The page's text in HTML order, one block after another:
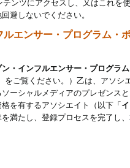
ンツにアクセスし、又はこれ
避しないでください。
ルエンサー・プログラム・
ン・インフルエンサー・プログラム
をご覧ください。）乙は、アソシ
ーシャルメディアのプレゼンス
を有するアソシエイト（以下「
満たし、登録プロセスを完了し、